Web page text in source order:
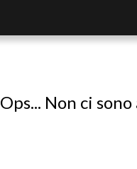
Ops... Non ci